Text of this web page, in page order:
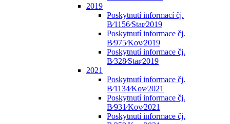
2019
Poskytnutí informací čj.
B⁄1156⁄Star⁄2019
Poskytnutí informace čj.
B⁄975⁄Kov⁄2019
Poskytnutí informace čj.
B⁄328⁄Star⁄2019
2021
Poskytnutí informace čj.
B⁄1134⁄Kov⁄2021
Poskytnutí informace čj.
B⁄931⁄Kov⁄2021
Poskytnutí informace čj.